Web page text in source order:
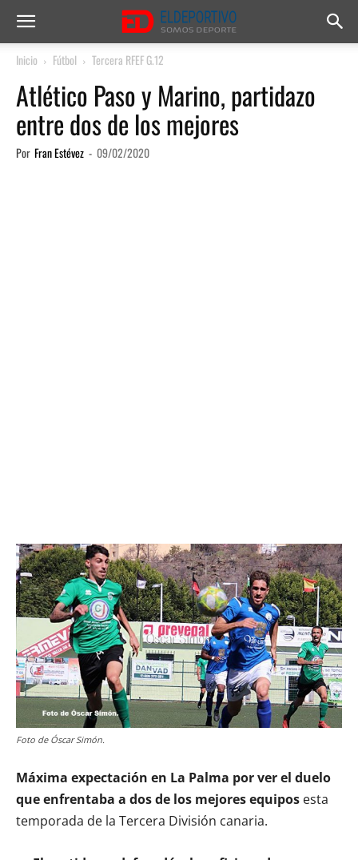
Inicio Fútbol Tercera RFEF G.12
Atlético Paso y Marino, partidazo
entre dos de los mejores
Por Fran Estévez - 09/02/2020
Foto de Óscar Simón.
Máxima expectación en La Palma por ver el duelo
que enfrentaba a dos de los mejores equipos esta
temporada de la Tercera División canaria.